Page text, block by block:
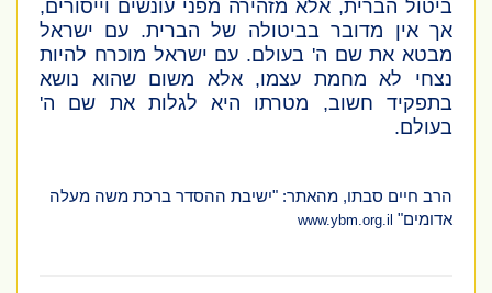
ביטול הברית, אלא מזהירה מפני עונשים וייסורים,
אך אין מדובר בביטולה של הברית. עם ישראל
מבטא את שם ה' בעולם. עם ישראל מוכרח להיות
נצחי לא מחמת עצמו, אלא משום שהוא נושא
בתפקיד חשוב, מטרתו היא לגלות את שם ה'
בעולם.
הרב חיים סבתו, מהאתר: "ישיבת ההסדר ברכת משה מעלה
אדומים"www.ybm.org.il